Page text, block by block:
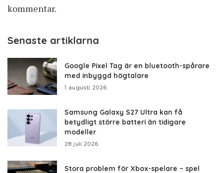
kommentar.
Senaste artiklarna
Google Pixel Tag är en bluetooth-spårare
med inbyggd högtalare
1 augusti 2026
Samsung Galaxy S27 Ultra kan få
betydligt större batteri än tidigare
modeller
28 juli 2026
Stora problem för Xbox-spelare – spel